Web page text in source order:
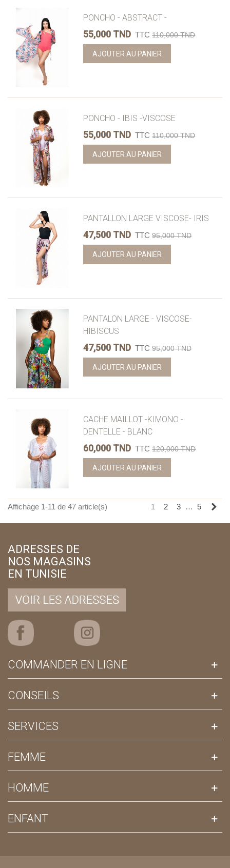
PONCHO - ABSTRACT -
55,000 TND TTC 110,000 TND
AJOUTER AU PANIER
PONCHO - IBIS -VISCOSE
55,000 TND TTC 110,000 TND
AJOUTER AU PANIER
PANTALLON LARGE VISCOSE- IRIS
47,500 TND TTC 95,000 TND
AJOUTER AU PANIER
PANTALON LARGE - VISCOSE-
HIBISCUS
47,500 TND TTC 95,000 TND
AJOUTER AU PANIER
CACHE MAILLOT -KIMONO -
DENTELLE - BLANC
60,000 TND TTC 120,000 TND
AJOUTER AU PANIER
Affichage 1-11 de 47 article(s) 1 2 3 … 5
ADRESSES DE
NOS MAGASINS
EN TUNISIE
COMMANDER EN LIGNE
CONSEILS
SERVICES
FEMME
HOMME
ENFANT